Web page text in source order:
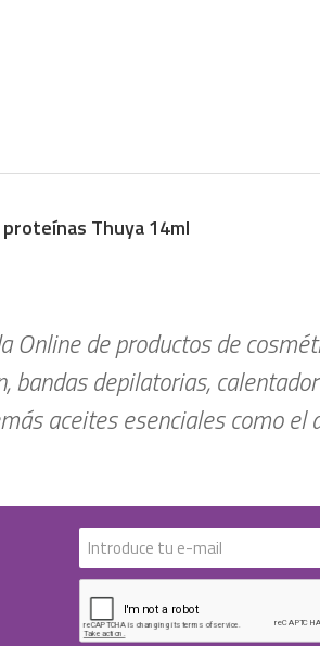
Thuya 14ml
Online de productos de
bandas depilatorias,
aceites esenciales como